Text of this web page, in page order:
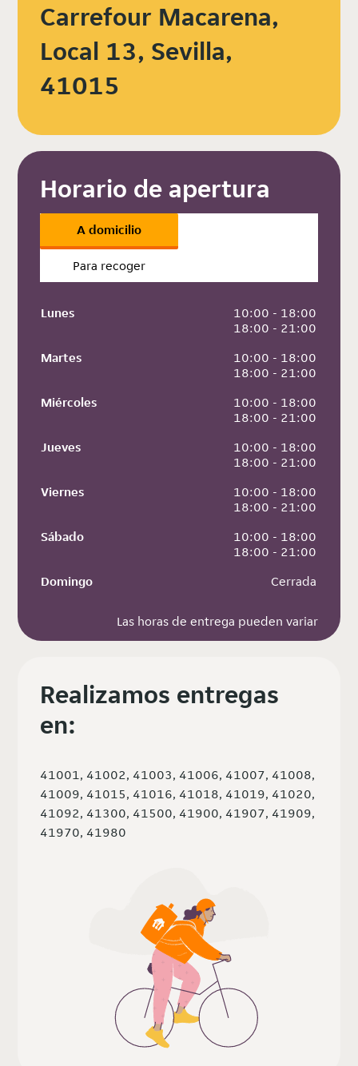
Carrefour Macarena,
Local 13, Sevilla,
41015
Horario de apertura
A domicilio
Para recoger
Lunes
10:00 - 18:00
18:00 - 21:00
Martes
10:00 - 18:00
18:00 - 21:00
Miércoles
10:00 - 18:00
18:00 - 21:00
Jueves
10:00 - 18:00
18:00 - 21:00
Viernes
10:00 - 18:00
18:00 - 21:00
Sábado
10:00 - 18:00
18:00 - 21:00
Domingo
Cerrada
Las horas de entrega pueden variar
Realizamos entregas
en:
41001, 41002, 41003, 41006, 41007, 41008,
41009, 41015, 41016, 41018, 41019, 41020,
41092, 41300, 41500, 41900, 41907, 41909,
41970, 41980